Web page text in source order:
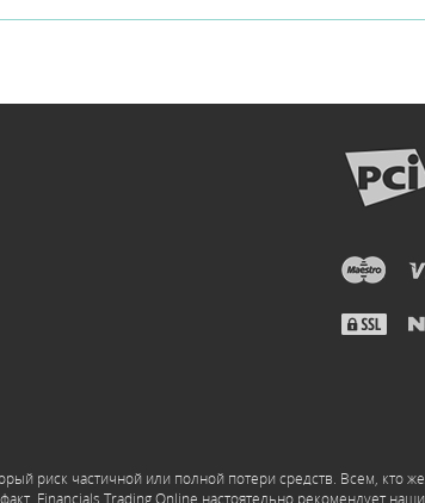
риск частичной или полной потери средств. Всем, кто
Financials Trading Online настоятельно рекомендует